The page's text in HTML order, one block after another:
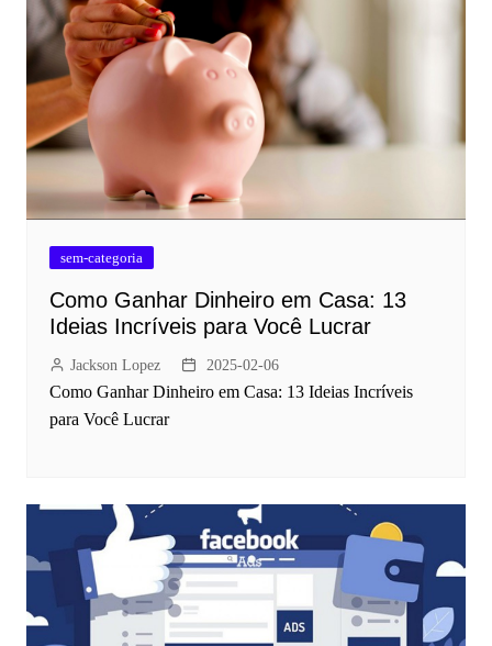
sem-categoria
Como Ganhar Dinheiro em Casa: 13
Ideias Incríveis para Você Lucrar
Jackson Lopez 2025-02-06
Como Ganhar Dinheiro em Casa: 13 Ideias Incríveis
para Você Lucrar